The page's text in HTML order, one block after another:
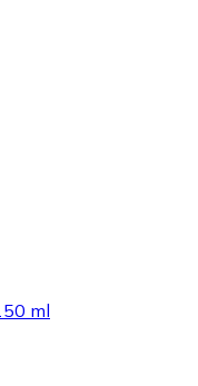
ml